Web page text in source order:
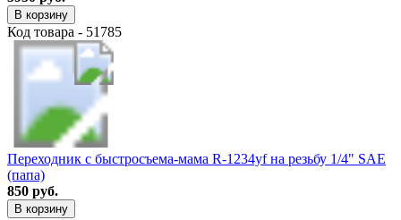
В корзину
Код товара - 51785
Переходник с быстросъема-мама R-1234yf на резьбу 1/4" SAE
(папа)
850 руб.
В корзину